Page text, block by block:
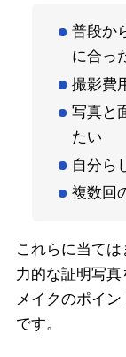
普段か
に合っ
撮影費
写真と
たい
自分ら
複数回
これらに当て
力的な証明写
メイクのポイ
です。